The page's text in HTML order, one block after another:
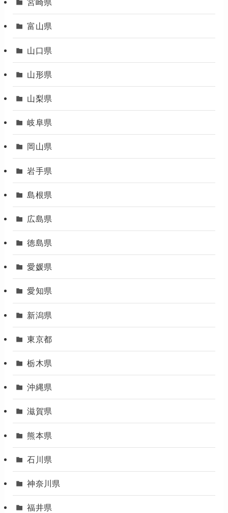
宮崎県
富山県
山口県
山形県
山梨県
岐阜県
岡山県
岩手県
島根県
広島県
徳島県
愛媛県
愛知県
新潟県
東京都
栃木県
沖縄県
滋賀県
熊本県
石川県
神奈川県
福井県